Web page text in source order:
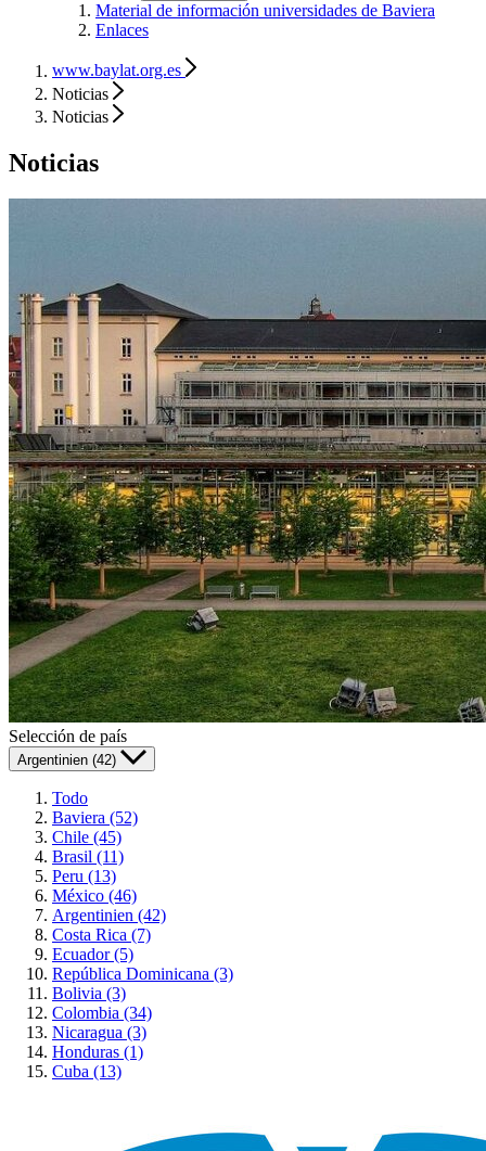
Material de información universidades de Baviera
Enlaces
www.baylat.org.es
Noticias
Noticias
Noticias
Selección de país
Argentinien (42)
Todo
Baviera (52)
Chile (45)
Brasil (11)
Peru (13)
México (46)
Argentinien (42)
Costa Rica (7)
Ecuador (5)
República Dominicana (3)
Bolivia (3)
Colombia (34)
Nicaragua (3)
Honduras (1)
Cuba (13)